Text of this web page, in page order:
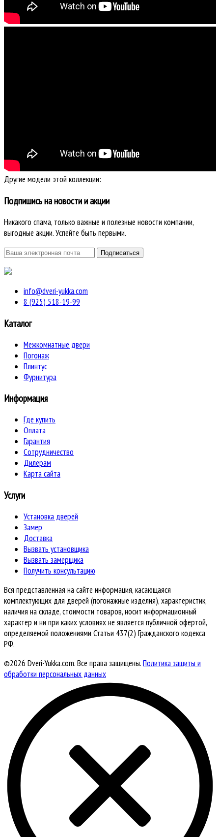
Другие модели этой коллекции:
Подпишись на новости и акции
Никакого спама, только важные и полезные новости компании,
выгодные акции. Успейте быть первыми.
info@dveri-yukka.com
8 (925) 518-19-99
Каталог
Межкомнатные двери
Погонаж
Плинтус
Фурнитура
Информация
Где купить
Оплата
Гарантия
Сотрудничество
Дилерам
Карта сайта
Услуги
Установка дверей
Замер
Доставка
Вызвать установщика
Вызвать замерщика
Получить консультацию
Вся представленная на сайте информация, касающаяся
комплектующих для дверей (погонажные изделия), характеристик,
наличия на складе, стоимости товаров, носит информационный
характер и ни при каких условиях не является публичной офертой,
определяемой положениями Статьи 437(2) Гражданского кодекса
РФ.
©2026 Dveri-Yukka.com. Все права защищены.Политика защиты и
обработки персональных данных